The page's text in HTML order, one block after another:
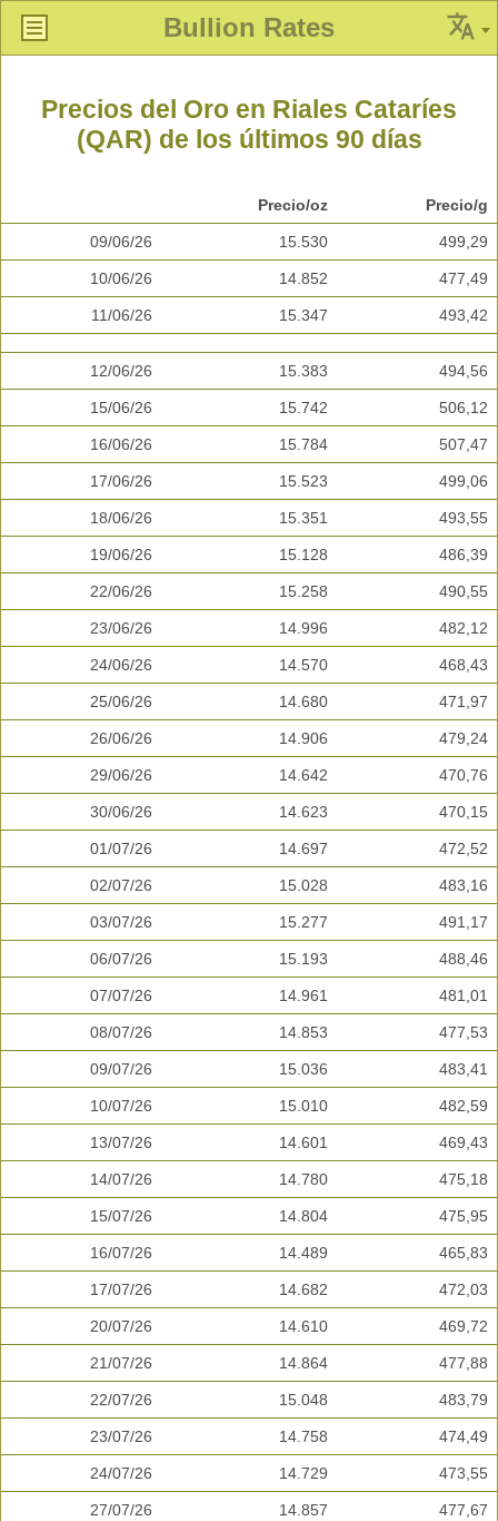
Bullion Rates
Precios del Oro en Riales Cataríes
(QAR) de los últimos 90 días
Precio/oz Precio/g
09/06/26 15.530 499,29
10/06/26 14.852 477,49
11/06/26 15.347 493,42
12/06/26 15.383 494,56
15/06/26 15.742 506,12
16/06/26 15.784 507,47
17/06/26 15.523 499,06
18/06/26 15.351 493,55
19/06/26 15.128 486,39
22/06/26 15.258 490,55
23/06/26 14.996 482,12
24/06/26 14.570 468,43
25/06/26 14.680 471,97
26/06/26 14.906 479,24
29/06/26 14.642 470,76
30/06/26 14.623 470,15
01/07/26 14.697 472,52
02/07/26 15.028 483,16
03/07/26 15.277 491,17
06/07/26 15.193 488,46
07/07/26 14.961 481,01
08/07/26 14.853 477,53
09/07/26 15.036 483,41
10/07/26 15.010 482,59
13/07/26 14.601 469,43
14/07/26 14.780 475,18
15/07/26 14.804 475,95
16/07/26 14.489 465,83
17/07/26 14.682 472,03
20/07/26 14.610 469,72
21/07/26 14.864 477,88
22/07/26 15.048 483,79
23/07/26 14.758 474,49
24/07/26 14.729 473,55
27/07/26 14.857 477,67